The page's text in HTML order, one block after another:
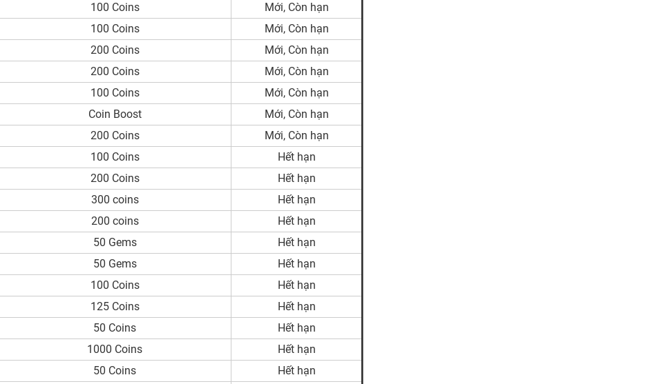
100 Coins
Mới, Còn hạn
100 Coins
Mới, Còn hạn
200 Coins
Mới, Còn hạn
200 Coins
Mới, Còn hạn
100 Coins
Mới, Còn hạn
Coin Boost
Mới, Còn hạn
200 Coins
Mới, Còn hạn
100 Coins
Hết hạn
200 Coins
Hết hạn
300 coins
Hết hạn
200 coins
Hết hạn
50 Gems
Hết hạn
50 Gems
Hết hạn
100 Coins
Hết hạn
125 Coins
Hết hạn
50 Coins
Hết hạn
1000 Coins
Hết hạn
50 Coins
Hết hạn